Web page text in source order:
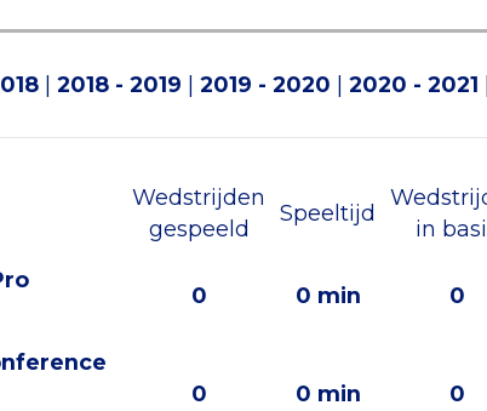
2018 - 2019 2019 - 2020 2020 - 2021
Wedstrijden
gespeeld
Speeltijd
in
0 0 min 0
0 0 min 0